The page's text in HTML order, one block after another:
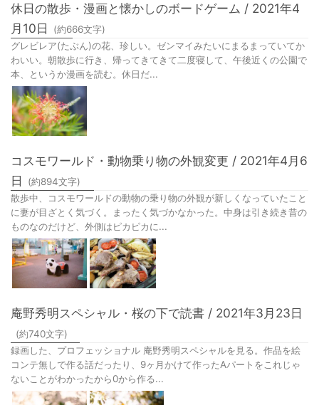
休日の散歩・漫画と懐かしのボードゲーム / 2021年4
月10日
(約666文字)
グレビレア(たぶん)の花、珍しい。ゼンマイみたいにまるまっていてか
わいい。朝散歩に行き、帰ってきてきて二度寝して、午後近くの公園で
本、というか漫画を読む。休日だ...
コスモワールド・動物乗り物の外観変更 / 2021年4月6
日
(約894文字)
散歩中、コスモワールドの動物の乗り物の外観が新しくなっていたこと
に妻が目ざとく気づく。まったく気づかなかった。中身は引き続き昔の
ものなのだけど、外側はピカピカに...
庵野秀明スペシャル・桜の下で読書 / 2021年3月23日
(約740文字)
録画した、プロフェッショナル 庵野秀明スペシャルを見る。作品を絵
コンテ無しで作る話だったり、9ヶ月かけて作ったAパートをこれじゃ
ないことがわかったから0から作る...